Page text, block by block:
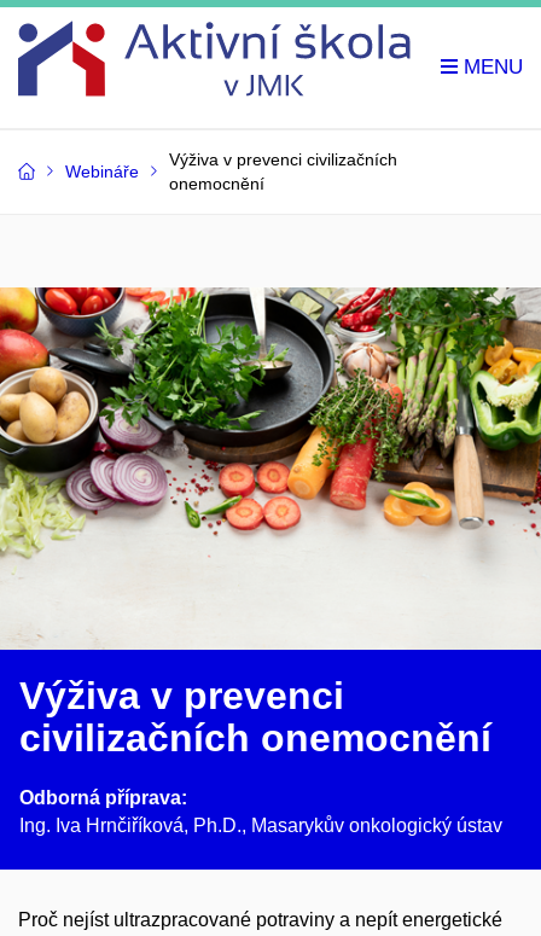
Webináře
Výživa v prevenci civilizačních
onemocnění
Výživa v prevenci
civilizačních onemocnění
Odborná příprava:
Ing. Iva Hrnčiříková, Ph.D., Masarykův onkologický ústav
Proč nejíst ultrazpracované potraviny a nepít energetické